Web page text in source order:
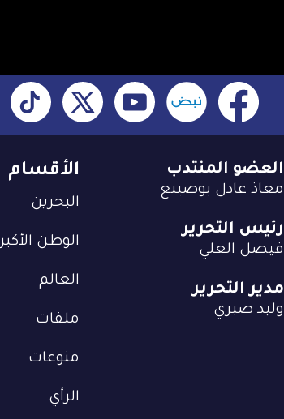
الأقسام
البحرين
الوطن الأكبر
العالم
ملفات
منوعات
الرأي
العضو المنتدب
معاذ عادل بوصيبع
رئيس التحرير
فيصل العلي
مدير التحرير
وليد صبري